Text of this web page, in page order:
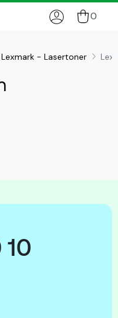
0
Lexmark - Lasertoner